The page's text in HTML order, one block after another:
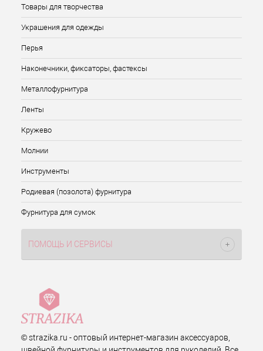
Товары для творчества
Украшения для одежды
Перья
Наконечники, фиксаторы, фастексы
Металлофурнитура
Ленты
Кружево
Молнии
Инструменты
Родиевая (позолота) фурнитура
Фурнитура для сумок
ПОМОЩЬ И СЕРВИСЫ
© strazika.ru - оптовый интернет-магазин аксессуаров,